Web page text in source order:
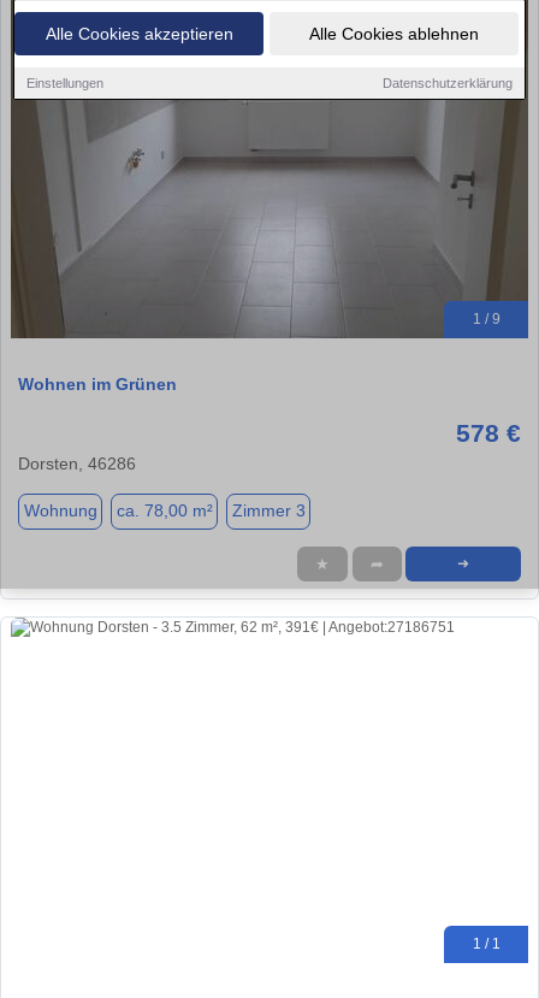
Alle Cookies akzeptieren Alle Cookies ablehnen
Einstellungen Datenschutzerklärung
1 / 9
Wohnen im Grünen
578 €
Dorsten, 46286
Wohnung ca. 78,00 m² Zimmer 3
★ ➦ ➜
1 / 1